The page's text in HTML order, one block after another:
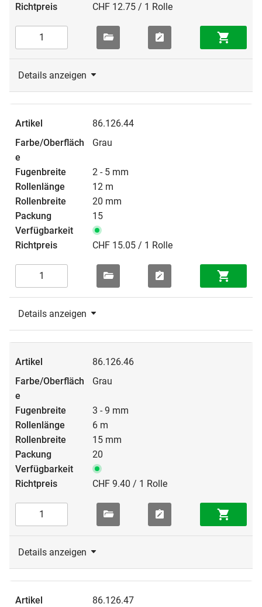
CHF 12.75 / 1 Rolle
Details anzeigen
86.126.44
Grau
2 - 5 mm
12 m
20 mm
15
CHF 15.05 / 1 Rolle
Details anzeigen
86.126.46
Grau
3 - 9 mm
6 m
15 mm
20
CHF 9.40 / 1 Rolle
Details anzeigen
86.126.47